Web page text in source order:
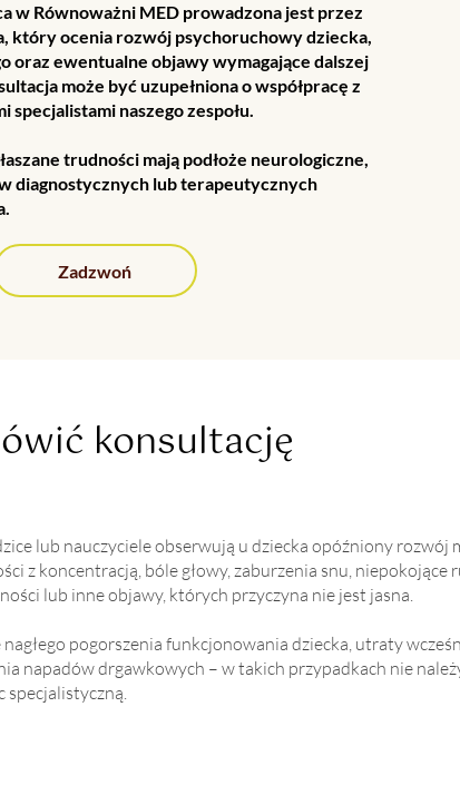
w Równoważni MED prowadzona jest przez
który ocenia rozwój psychoruchowy dziecka,
oraz ewentualne objawy wymagające dalszej
może być uzupełniona o współpracę z
naszego zespołu.
trudności mają podłoże neurologiczne,
diagnostycznych lub terapeutycznych
Zadzwoń
konsultację
lub nauczyciele obserwują u dziecka opóźniony rozwój
z koncentracją, bóle głowy, zaburzenia snu, niepokojące
lub inne objawy, których przyczyna nie jest jasna.
pogorszenia funkcjonowania dziecka, utraty
napadów drgawkowych – w takich przypadkach nie
specjalistyczną.